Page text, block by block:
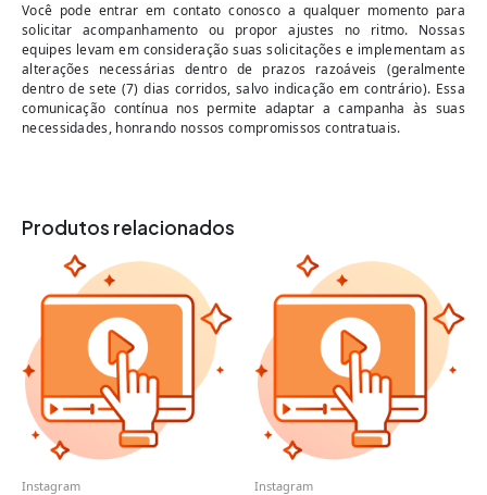
Você pode entrar em contato conosco a qualquer momento para
solicitar acompanhamento ou propor ajustes no ritmo. Nossas
equipes levam em consideração suas solicitações e implementam as
alterações necessárias dentro de prazos razoáveis (geralmente
dentro de sete (7) dias corridos, salvo indicação em contrário). Essa
comunicação contínua nos permite adaptar a campanha às suas
necessidades, honrando nossos compromissos contratuais.
Produtos relacionados
Instagram
Instagram